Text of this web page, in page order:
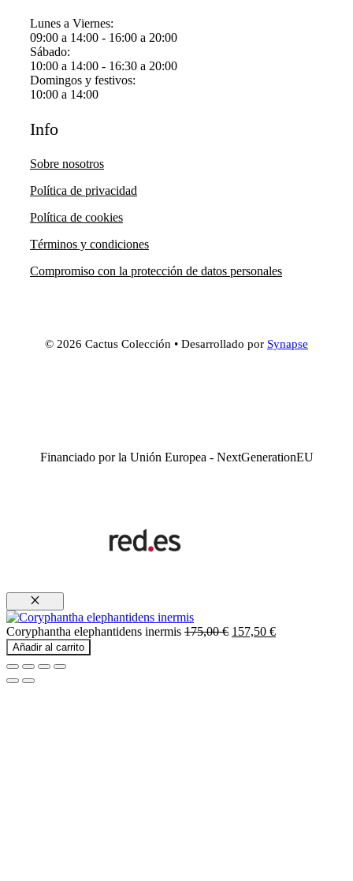
Lunes a Viernes:
09:00 a 14:00 - 16:00 a 20:00
Sábado:
10:00 a 14:00 - 16:30 a 20:00
Domingos y festivos:
10:00 a 14:00
Info
Sobre nosotros
Política de privacidad
Política de cookies
Términos y condiciones
Compromiso con la protección de datos personales
© 2026 Cactus Colección • Desarrollado por Synapse
Financiado por la Unión Europea - NextGenerationEU
Cerrar
Coryphantha elephantidens inermis 175,00€ El
157,50 €El
Añadir al carrito